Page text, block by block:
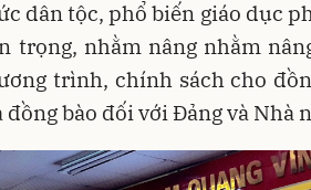
dân tộc, phổ biến giáo dục
trọng, nhằm nâng nhằm
trình, chính sách cho
bào đối với Đảng và Nhà